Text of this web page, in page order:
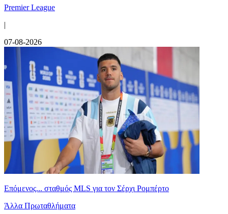
Premier League
|
07-08-2026
Επόμενος... σταθμός MLS για τον Σέρχι Ρομπέρτο
Άλλα Πρωταθλήματα